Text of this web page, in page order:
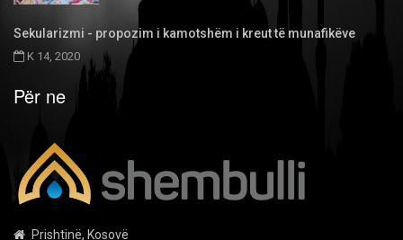
Sekularizmi - propozim i kamotshëm i kreut të munafikëve
K 14, 2020
Për ne
Prishtinë, Kosovë